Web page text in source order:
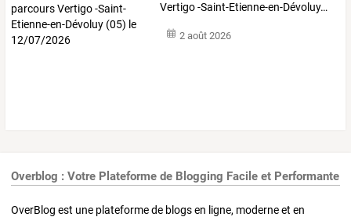
Vertigo-Saint-Etienne-en-Dévoluy…
2 août 2026
Overblog : Votre Plateforme de Blogging Facile et Performante
OverBlog est une plateforme de blogs en ligne, moderne et en